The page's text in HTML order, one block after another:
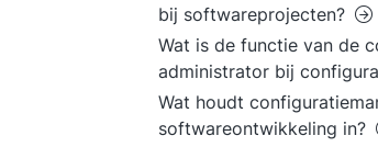
bij softwareprojecten?
Wat is de functie van de
administrator bij
Wat houdt
softwareontwikkeling in?